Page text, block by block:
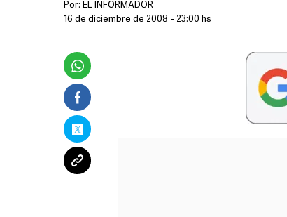
Por: EL INFORMADOR
16 de diciembre de 2008 - 23:00 hs